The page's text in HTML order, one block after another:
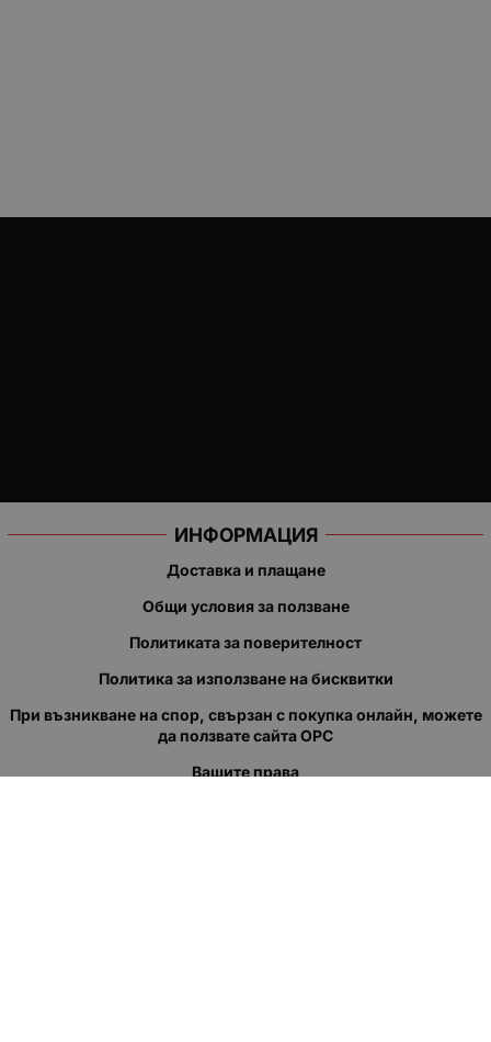
ИНФОРМАЦИЯ
Доставка и плащане
Общи условия за ползване
Политиката за поверителност
Политика за използване на бисквитки
При възникване на спор, свързан с покупка онлайн, можете
да ползвате сайта ОРС
Вашите права